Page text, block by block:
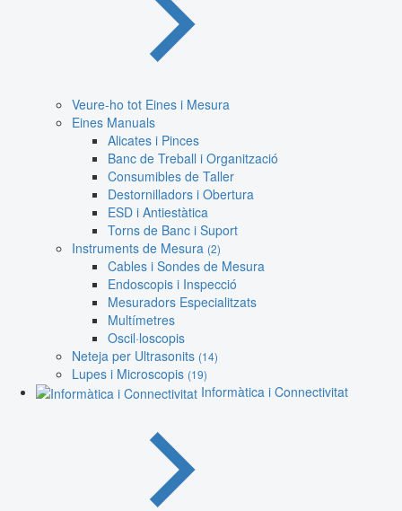
Veure-ho tot Eines i Mesura
Eines Manuals
Alicates i Pinces
Banc de Treball i Organització
Consumibles de Taller
Destornilladors i Obertura
ESD i Antiestàtica
Torns de Banc i Suport
Instruments de Mesura (2)
Cables i Sondes de Mesura
Endoscopis i Inspecció
Mesuradors Especialitzats
Multímetres
Oscil·loscopis
Neteja per Ultrasonits (14)
Lupes i Microscopis (19)
Informàtica i Connectivitat